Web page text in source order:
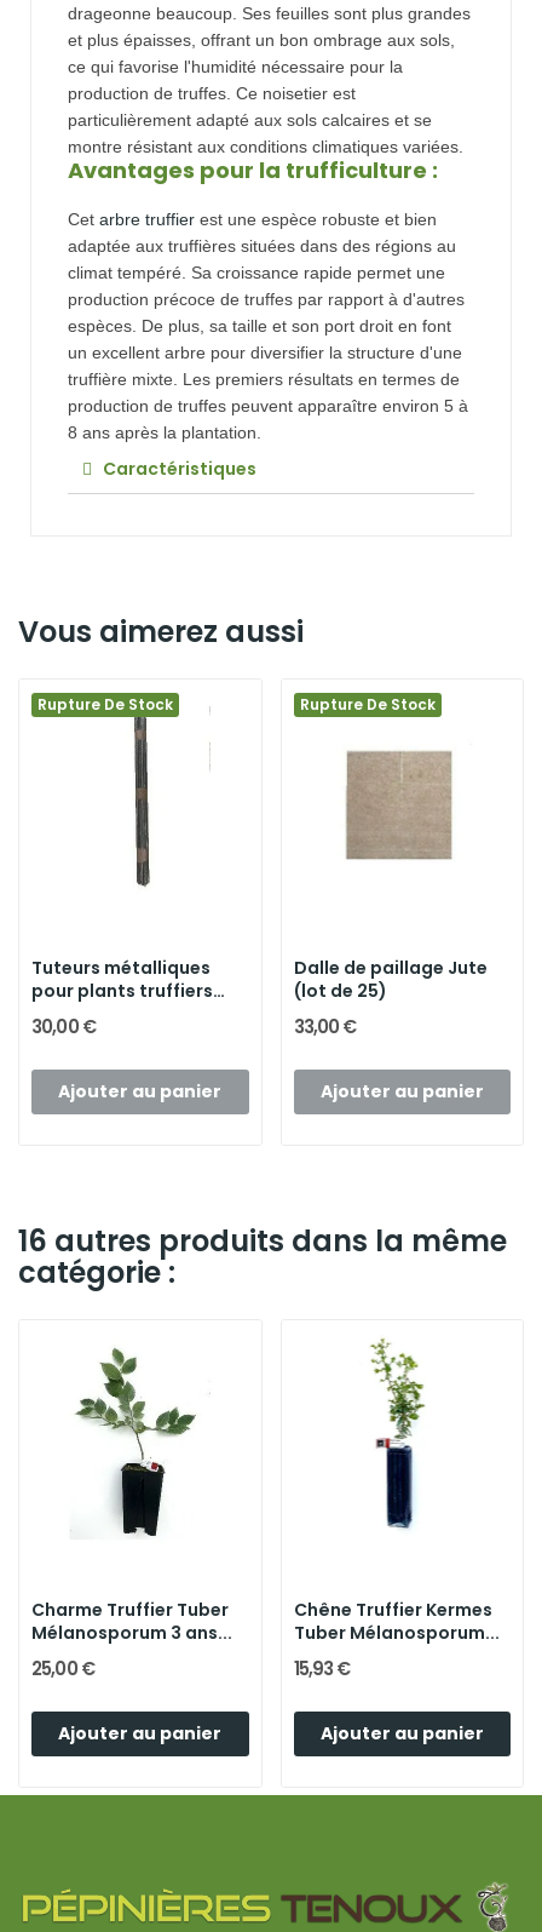
drageonne beaucoup. Ses feuilles sont plus grandes
et plus épaisses, offrant un bon ombrage aux sols,
ce qui favorise l'humidité nécessaire pour la
production de truffes. Ce noisetier est
particulièrement adapté aux sols calcaires et se
montre résistant aux conditions climatiques variées.
Avantages pour la trufficulture :
Cet arbre truffier est une espèce robuste et bien
adaptée aux truffières situées dans des régions au
climat tempéré. Sa croissance rapide permet une
production précoce de truffes par rapport à d'autres
espèces. De plus, sa taille et son port droit en font
un excellent arbre pour diversifier la structure d'une
truffière mixte.
Les premiers résultats en termes de
production de truffes peuvent apparaître environ 5 à
8 ans après la plantation.
Caractéristiques
Vous aimerez aussi
Rupture De Stock
Tuteurs métalliques
pour plants truffiers
(lot...
30,00 €
Ajouter au panier
Rupture De Stock
Dalle de paillage Jute
(lot de 25)
33,00 €
Ajouter au panier
16 autres produits dans la même
catégorie :
Charme Truffier Tuber
Mélanosporum 3 ans...
25,00 €
Ajouter au panier
Chêne Truffier Kermes
Tuber Mélanosporum...
15,93 €
Ajouter au panier